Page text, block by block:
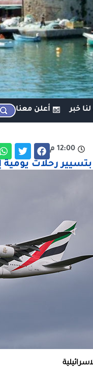
خبر أعلن معنا
12:00 م
بتسيير رحلات